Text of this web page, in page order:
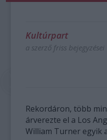
Kultúrpart
a szerző friss bejegyzései
Rekordáron, több
árverezte el a Los
William Turner egyik